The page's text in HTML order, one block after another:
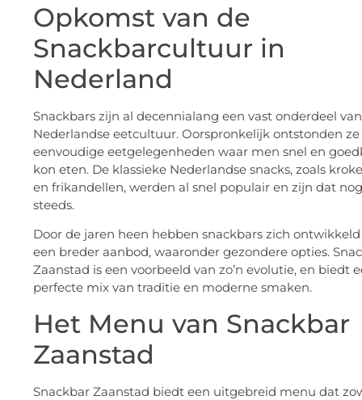
Opkomst van de
Snackbarcultuur in
Nederland
Snackbars zijn al decennialang een vast onderdeel
Nederlandse eetcultuur. Oorspronkelijk ontstonden ze
eenvoudige eetgelegenheden waar men snel en
kon eten. De klassieke Nederlandse snacks, zoals
en frikandellen, werden al snel populair en zijn dat nog
steeds.
Door de jaren heen hebben snackbars zich
een breder aanbod, waaronder gezondere opties.
Zaanstad is een voorbeeld van zo’n evolutie, en biedt
perfecte mix van traditie en moderne smaken.
Het Menu van Snackbar
Zaanstad
Snackbar Zaanstad biedt een uitgebreid menu dat